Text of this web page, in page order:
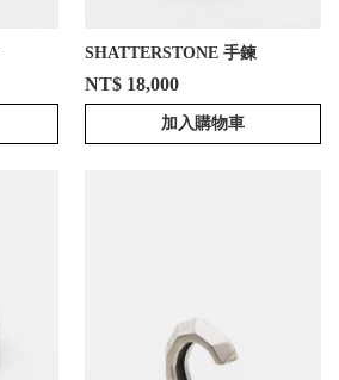
SHATTERSTONE 手鍊
NT$ 18,000
加入購物車